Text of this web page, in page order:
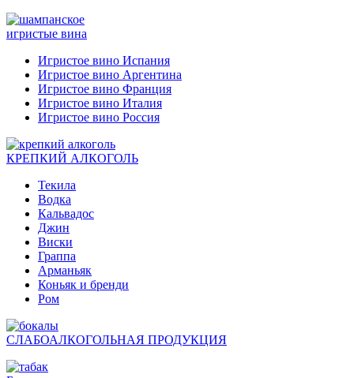
игристые вина
Игристое вино Испания
Игристое вино Аргентина
Игристое вино Франция
Игристое вино Италия
Игристое вино Россия
КРЕПКИЙ АЛКОГОЛЬ
Текила
Водка
Кальвадос
Джин
Виски
Граппа
Арманьяк
Коньяк и бренди
Ром
СЛАБОАЛКОГОЛЬНАЯ ПРОДУКЦИЯ